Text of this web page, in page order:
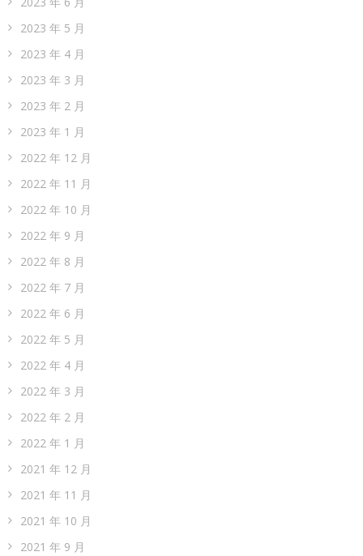
2023 年 5 月
2023 年 4 月
2023 年 3 月
2023 年 2 月
2023 年 1 月
2022 年 12 月
2022 年 11 月
2022 年 10 月
2022 年 9 月
2022 年 8 月
2022 年 7 月
2022 年 6 月
2022 年 5 月
2022 年 4 月
2022 年 3 月
2022 年 2 月
2022 年 1 月
2021 年 12 月
2021 年 11 月
2021 年 10 月
2021 年 9 月